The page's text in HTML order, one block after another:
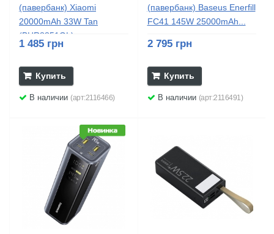
(павербанк) Xiaomi
20000mAh 33W Tan
(BHR8851GL)
1 485 грн
Купить
В наличии (арт:2116466)
(павербанк) Baseus Enerfill
FC41 145W 25000mAh...
2 795 грн
Купить
В наличии (арт:2116491)